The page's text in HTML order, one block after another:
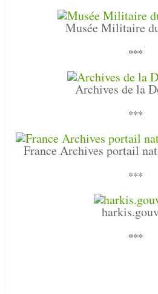
Musée Militaire
***
Archives de la
***
France Archives portail
***
***